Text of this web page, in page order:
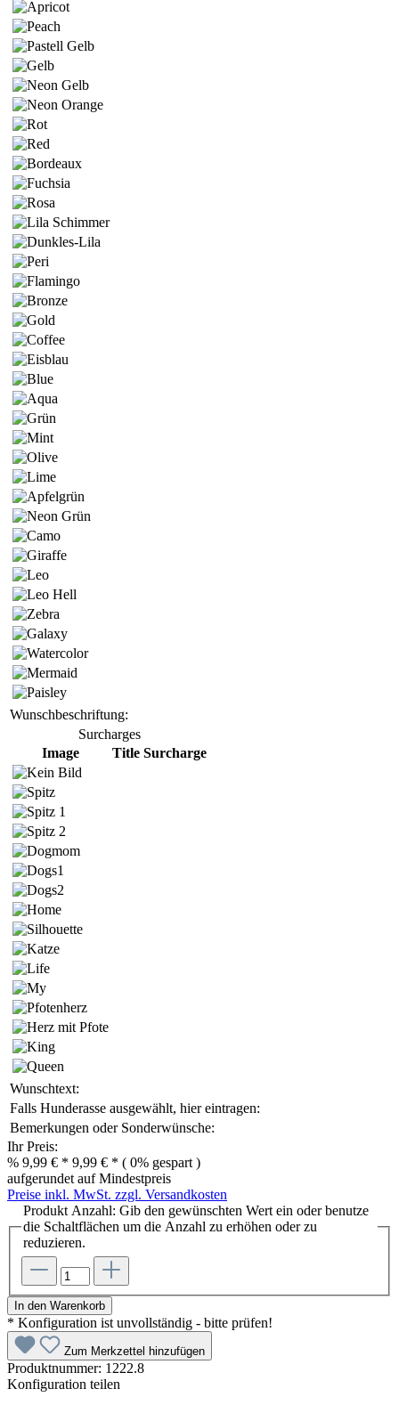
Wunschbeschriftung:
Surcharges
Image
Title Surcharge
Wunschtext:
Falls Hunderasse ausgewählt, hier eintragen:
Bemerkungen oder Sonderwünsche:
Ihr Preis:
% 9,99 € * 9,99 € * ( 0% gespart )
aufgerundet auf Mindestpreis
Preise inkl. MwSt. zzgl. Versandkosten
Produkt Anzahl: Gib den gewünschten Wert ein oder benutze
die Schaltflächen um die Anzahl zu erhöhen oder zu
reduzieren.
In den Warenkorb
* Konfiguration ist unvollständig - bitte prüfen!
Zum Merkzettel hinzufügen
Produktnummer: 1222.8
Konfiguration teilen